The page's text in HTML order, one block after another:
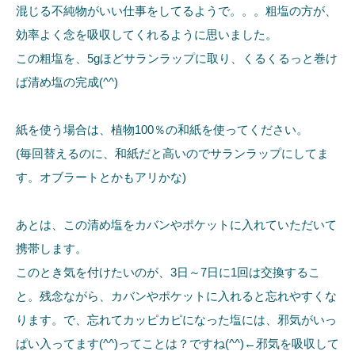
混じる不純物がいい仕事をしてるようで。。。粗塩の方が、
効率よく念を吸収してくれるように思いました。
この粗塩を、5gほどサランラップに取り、くるくるっと巻け
ば清め塩の完成(^^)
紙を使う場合は、植物100％の和紙を使ってください。
(毎回替えるのに、和紙だと高いのでサランラップにしてま
す。オブラートとかもアリかな)
あとは、この清め塩をカバンやポケットに入れていただいて
携帯します。
このとき気を付けたいのが、3日～7日に1回は交換するこ
と。残念ながら、カバンやポケットに入れると忘れやすくな
ります。で、忘れてカッピカピになった塩には、邪気がいっ
ぱい入ってます(^^)ってことは？ですね(^^)←邪気を吸収して